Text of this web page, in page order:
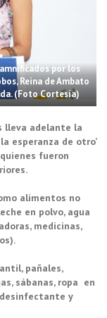
por los
Reina de Ambato
(Foto Cortesía)
lleva adelante la
esperanza de otro’
fueron
alimentos no
en polvo, agua
medicinas,
pañales,
sábanas, ropa en
y